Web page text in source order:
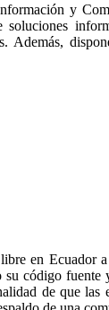
y
Además,
en Ecuador a
código
de que las